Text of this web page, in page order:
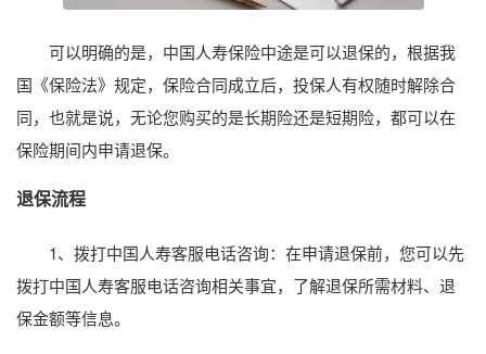
可以明确的是，中国人寿保险中途是可以退保的，根据我
国《保险法》规定，保险合同成立后，投保人有权随时解除合
同，也就是说，无论您购买的是长期险还是短期险，都可以在
保险期间内申请退保。
退保流程
1、拨打中国人寿客服电话咨询：在申请退保前，您可以先
拨打中国人寿客服电话咨询相关事宜，了解退保所需材料、退
保金额等信息。